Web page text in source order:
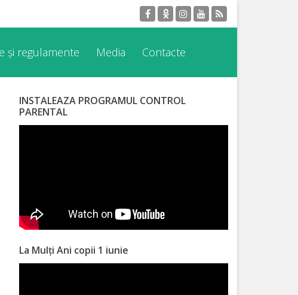
și regulamente Media Contacte
INSTALEAZA PROGRAMUL CONTROL
PARENTAL
La Mulți Ani copii 1 iunie